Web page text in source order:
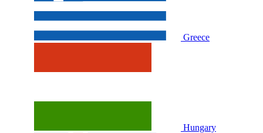
Greece
Hungary